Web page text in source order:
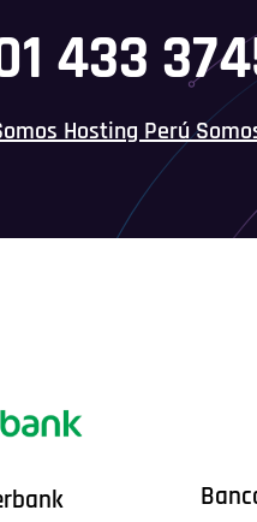
433
Hosting Perú